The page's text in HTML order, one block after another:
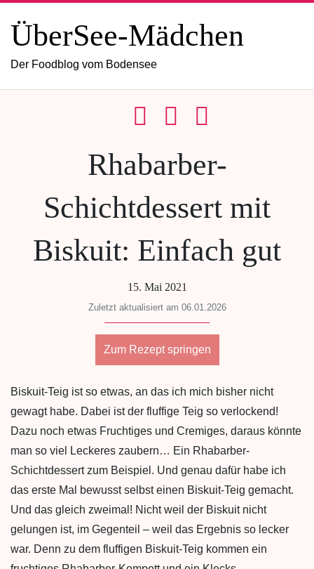
ÜberSee-Mädchen
Der Foodblog vom Bodensee
Rhabarber-
Schichtdessert mit
Biskuit: Einfach gut
15. Mai 2021
Zuletzt aktualisiert am 06.01.2026
Zum Rezept springen
Biskuit-Teig ist so etwas, an das ich mich bisher nicht
gewagt habe. Dabei ist der fluffige Teig so verlockend!
Dazu noch etwas Fruchtiges und Cremiges, daraus könnte
man so viel Leckeres zaubern… Ein Rhabarber-
Schichtdessert zum Beispiel. Und genau dafür habe ich
das erste Mal bewusst selbst einen Biskuit-Teig gemacht.
Und das gleich zweimal! Nicht weil der Biskuit nicht
gelungen ist, im Gegenteil – weil das Ergebnis so lecker
war. Denn zu dem fluffigen Biskuit-Teig kommen ein